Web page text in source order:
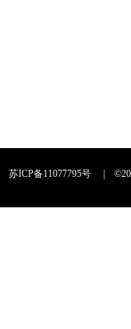
苏ICP备11077795号 |